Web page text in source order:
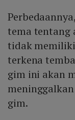
tema tentang
tidak
terkena
gim ini akan
gim.